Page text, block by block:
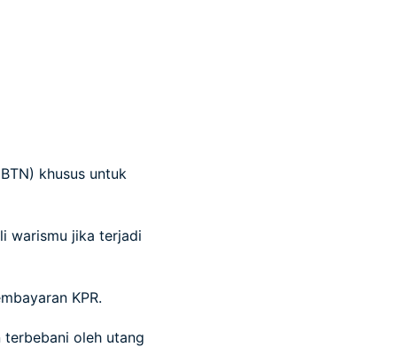
khusus untuk
warismu jika terjadi
KPR.
oleh utang